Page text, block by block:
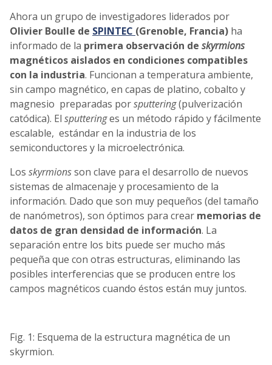
Ahora un grupo de investigadores liderados por
Olivier Boulle de SPINTEC (Grenoble, Francia) ha
informado de la primera observación de skyrmions
magnéticos aislados en condiciones compatibles
con la industria. Funcionan a temperatura ambiente,
sin campo magnético, en capas de platino, cobalto y
magnesio preparadas porsputtering(pulverización
catódica). El sputteringes un método rápido y fácilmente
escalable, estándar en la industria de los
semiconductores y la microelectrónica.
Los skyrmionsson clave para el desarrollo de nuevos
sistemas de almacenaje y procesamiento de la
información. Dado que son muy pequeños (del tamaño
de nanómetros), son óptimos para crear memorias de
datos de gran densidad de información. La
separación entre los bits puede ser mucho más
pequeña que con otras estructuras, eliminando las
posibles interferencias que se producen entre los
campos magnéticos cuando éstos están muy juntos.
Fig. 1: Esquema de la estructura magnética de un
skyrmion.